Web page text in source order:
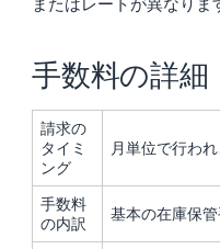
JP
English
- JP
っ
始
め
手数料の詳細
請求の
タイミ
ング
月単位で行わ
手数料
の内訳
基本の在庫保